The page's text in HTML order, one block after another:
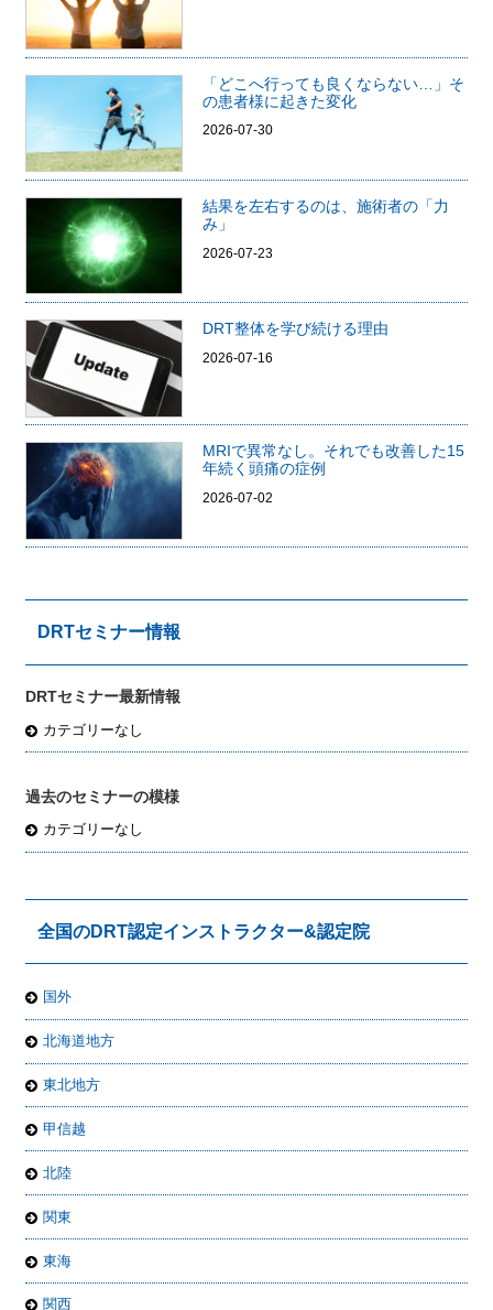
「どこへ行っても良くならない…」そ
の患者様に起きた変化
2026-07-30
結果を左右するのは、施術者の「力
み」
2026-07-23
DRT整体を学び続ける理由
2026-07-16
MRIで異常なし。それでも改善した15
年続く頭痛の症例
2026-07-02
DRTセミナー情報
DRTセミナー最新情報
カテゴリーなし
過去のセミナーの模様
カテゴリーなし
全国のDRT認定インストラクター&認定院
国外
北海道地方
東北地方
甲信越
北陸
関東
東海
関西